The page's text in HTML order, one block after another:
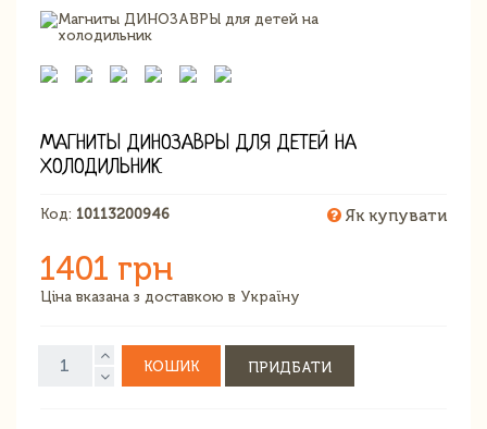
МАГНИТЫ ДИНОЗАВРЫ ДЛЯ ДЕТЕЙ НА
ХОЛОДИЛЬНИК
Код: 10113200946 Як купувати
1401 грн
Ціна вказана з доставкою в Україну
КОШИК ПРИДБАТИ